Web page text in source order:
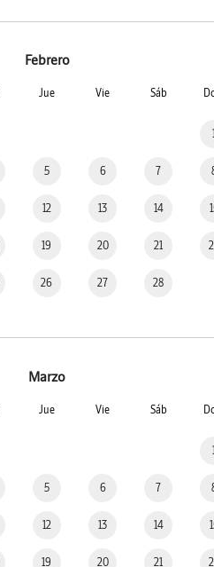
Febrero
Jue Vie Sáb
5 6 7
12 13 14
19 20 21
26 27 28
Marzo
Jue Vie Sáb
5 6 7
12 13 14
19 20 21